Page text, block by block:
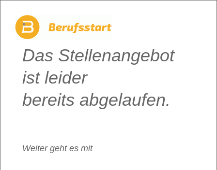
Das Stellenangebot
ist leider
bereits abgelaufen.
Weiter geht es mit